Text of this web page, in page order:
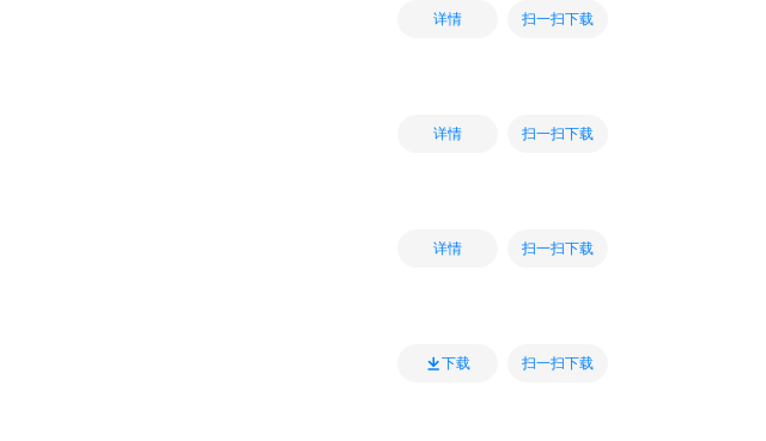
详情 扫一扫下载
详情 扫一扫下载
详情 扫一扫下载
下载 扫一扫下载